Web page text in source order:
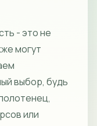
- это не
могут
выбор, будь
или